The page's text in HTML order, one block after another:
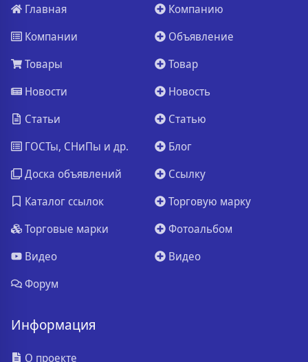
Главная
Компании
Товары
Новости
Статьи
ГОСТы, СНиПы и др.
Доска объявлений
Каталог ссылок
Торговые марки
Видео
Форум
Компанию
Объявление
Товар
Новость
Статью
Блог
Ссылку
Торговую марку
Фотоальбом
Видео
Информация
О проекте